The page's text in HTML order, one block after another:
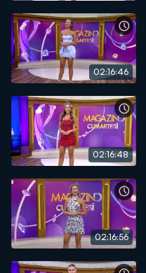
02:16:46
02:16:48
02:16:56